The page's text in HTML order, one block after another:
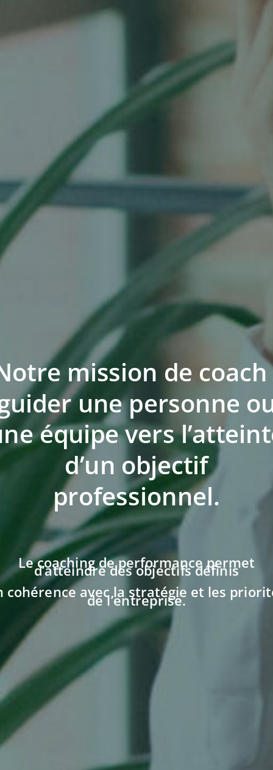
mission de coach
une personne
équipe vers
d’un objectif
professionnel.
Le coaching de performance permet
d’atteindre des objectifs définis
cohérence avec la stratégie et les
de l’entreprise.